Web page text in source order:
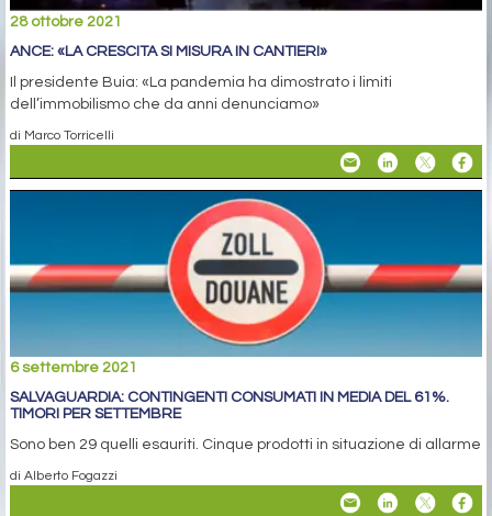
28 ottobre 2021
ANCE: «LA CRESCITA SI MISURA IN CANTIERI»
Il presidente Buia: «La pandemia ha dimostrato i limiti
dell’immobilismo che da anni denunciamo»
di Marco Torricelli
6 settembre 2021
SALVAGUARDIA: CONTINGENTI CONSUMATI IN MEDIA DEL 61%.
TIMORI PER SETTEMBRE
Sono ben 29 quelli esauriti. Cinque prodotti in situazione di allarme
di Alberto Fogazzi